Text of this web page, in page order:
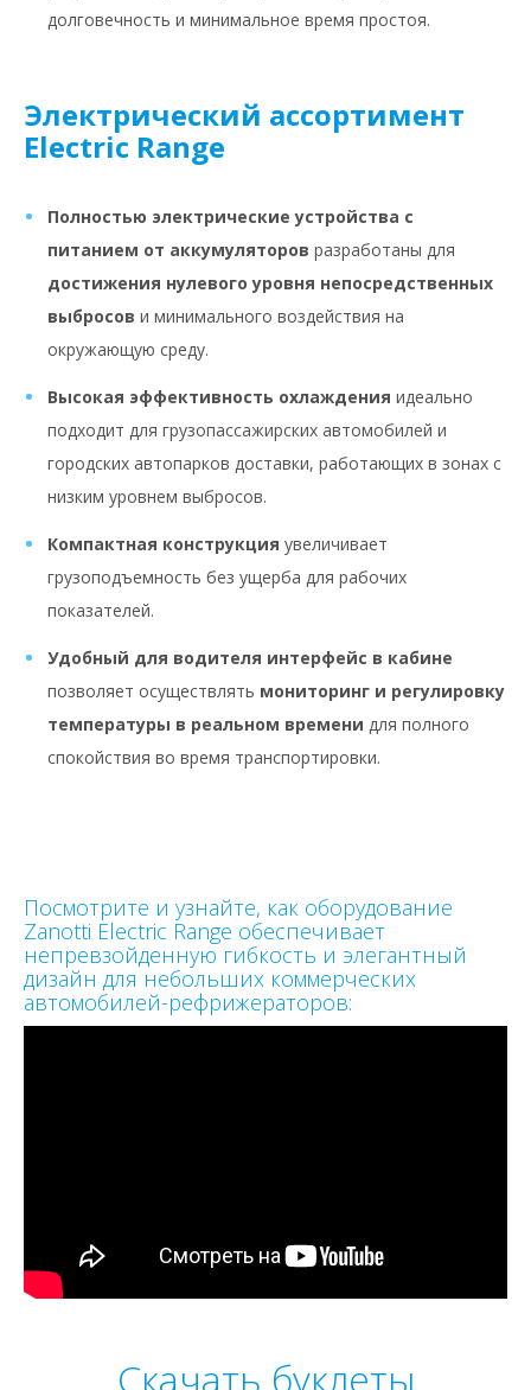
долговечность и минимальное время простоя.
Электрический ассортимент
Electric Range
Полностью электрические устройства с
питанием от аккумуляторов разработаны для
достижения нулевого уровня непосредственных
выбросов и минимального воздействия на
окружающую среду.
Высокая эффективность охлаждения идеально
подходит для грузопассажирских автомобилей и
городских автопарков доставки, работающих в зонах с
низким уровнем выбросов.
Компактная конструкция увеличивает
грузоподъемность без ущерба для рабочих
показателей.
Удобный для водителя интерфейс в кабине
позволяет осуществлять мониторинг и регулировку
температуры в реальном времени для полного
спокойствия во время транспортировки.
Посмотрите и узнайте, как оборудование
Zanotti Electric Range обеспечивает
непревзойденную гибкость и элегантный
дизайн для небольших коммерческих
автомобилей-рефрижераторов:
Скачать буклеты